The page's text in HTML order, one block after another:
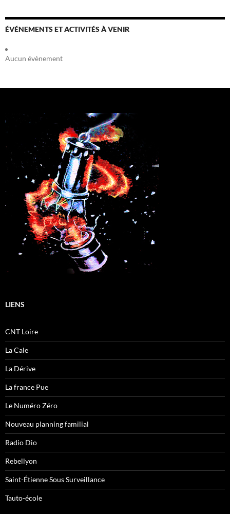
ÉVÉNEMENTS ET ACTIVITÉS À VENIR
Aucun évènement
LIENS
CNT Loire
La Cale
La Dérive
La france Pue
Le Numéro Zéro
Nouveau planning familial
Radio Dio
Rebellyon
Saint-Étienne Sous Surveillance
Tauto-école